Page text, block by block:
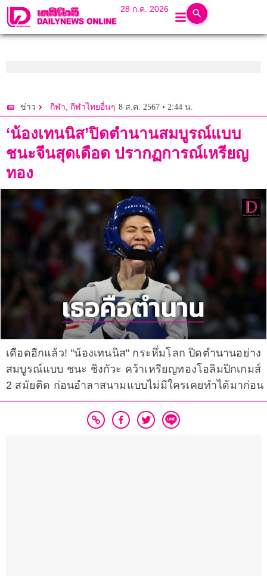
28 ก.ค. 2026
ข่าว กีฬา, กีฬาไทยอื่นๆ 8 ส.ค. 2567 • 2:44 น.
‘น้องเทนนิส’ปิดตำนานสมบูรณ์แบบ
ชนะจีนสุดเดือด ปรากฏการณ์เหรียญ
ทอง
เดือดอีกแล้ว! "น้องเทนนิส" กระหึ่มโลก ปิดตำนานอย่าง
สมบูรณ์แบบ ชนะ ชิงกัวะ คว้าเหรียญทองโอลิมปิกเกมส์
2 สมัยติด ก่อนอำลาสนามแบบไม่มีใครเคยทำได้มาก่อน